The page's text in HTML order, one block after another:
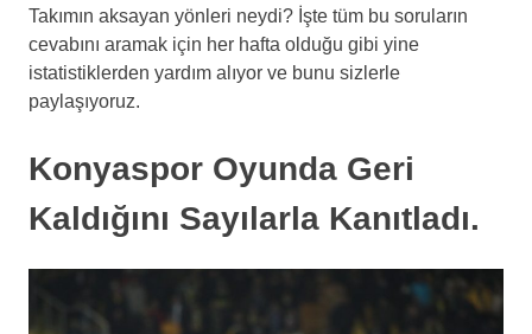
Takımın aksayan yönleri neydi? İşte tüm bu soruların
cevabını aramak için her hafta olduğu gibi yine
istatistiklerden yardım alıyor ve bunu sizlerle
paylaşıyoruz.
Konyaspor Oyunda Geri
Kaldığını Sayılarla Kanıtladı.